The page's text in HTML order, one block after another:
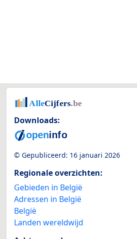
Downloads:
© Gepubliceerd: 16 januari 2026
Regionale overzichten:
Gebieden in België
Adressen in België
België
Landen wereldwijd